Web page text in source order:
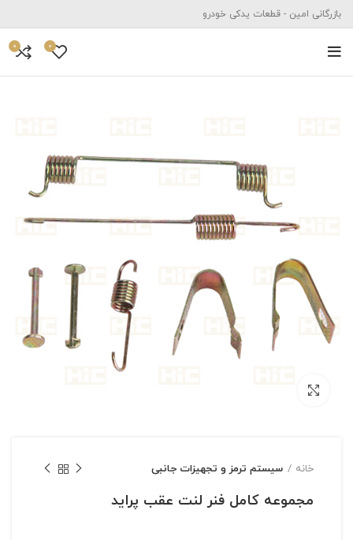
بازرگانی امین - قطعات یدکی خودرو
0
0
خانه سیستم ترمز و تجهیزات جانبی
مجموعه کامل فنر لنت عقب پراید